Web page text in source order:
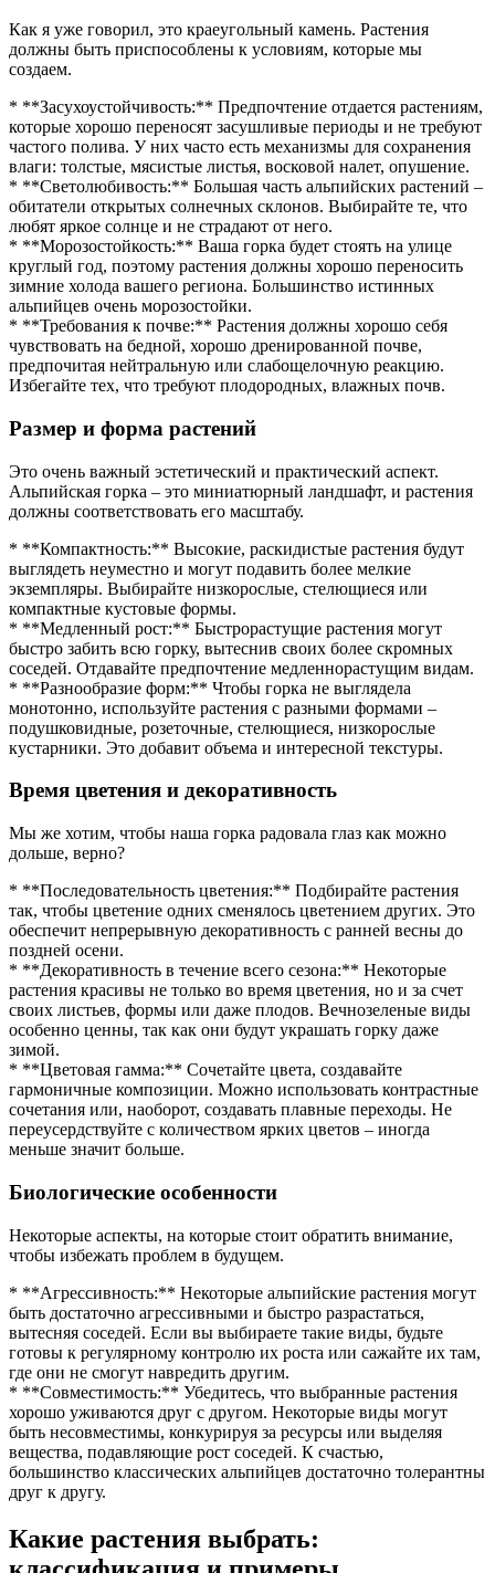
Как я уже говорил, это краеугольный камень. Растения
должны быть приспособлены к условиям, которые мы
создаем.
* **Засухоустойчивость:** Предпочтение отдается растениям,
которые хорошо переносят засушливые периоды и не требуют
частого полива. У них часто есть механизмы для сохранения
влаги: толстые, мясистые листья, восковой налет, опушение.
* **Светолюбивость:** Большая часть альпийских растений –
обитатели открытых солнечных склонов. Выбирайте те, что
любят яркое солнце и не страдают от него.
* **Морозостойкость:** Ваша горка будет стоять на улице
круглый год, поэтому растения должны хорошо переносить
зимние холода вашего региона. Большинство истинных
альпийцев очень морозостойки.
* **Требования к почве:** Растения должны хорошо себя
чувствовать на бедной, хорошо дренированной почве,
предпочитая нейтральную или слабощелочную реакцию.
Избегайте тех, что требуют плодородных, влажных почв.
Размер и форма растений
Это очень важный эстетический и практический аспект.
Альпийская горка – это миниатюрный ландшафт, и растения
должны соответствовать его масштабу.
* **Компактность:** Высокие, раскидистые растения будут
выглядеть неуместно и могут подавить более мелкие
экземпляры. Выбирайте низкорослые, стелющиеся или
компактные кустовые формы.
* **Медленный рост:** Быстрорастущие растения могут
быстро забить всю горку, вытеснив своих более скромных
соседей. Отдавайте предпочтение медленнорастущим видам.
* **Разнообразие форм:** Чтобы горка не выглядела
монотонно, используйте растения с разными формами –
подушковидные, розеточные, стелющиеся, низкорослые
кустарники. Это добавит объема и интересной текстуры.
Время цветения и декоративность
Мы же хотим, чтобы наша горка радовала глаз как можно
дольше, верно?
* **Последовательность цветения:** Подбирайте растения
так, чтобы цветение одних сменялось цветением других. Это
обеспечит непрерывную декоративность с ранней весны до
поздней осени.
* **Декоративность в течение всего сезона:** Некоторые
растения красивы не только во время цветения, но и за счет
своих листьев, формы или даже плодов. Вечнозеленые виды
особенно ценны, так как они будут украшать горку даже
зимой.
* **Цветовая гамма:** Сочетайте цвета, создавайте
гармоничные композиции. Можно использовать контрастные
сочетания или, наоборот, создавать плавные переходы. Не
переусердствуйте с количеством ярких цветов – иногда
меньше значит больше.
Биологические особенности
Некоторые аспекты, на которые стоит обратить внимание,
чтобы избежать проблем в будущем.
* **Агрессивность:** Некоторые альпийские растения могут
быть достаточно агрессивными и быстро разрастаться,
вытесняя соседей. Если вы выбираете такие виды, будьте
готовы к регулярному контролю их роста или сажайте их там,
где они не смогут навредить другим.
* **Совместимость:** Убедитесь, что выбранные растения
хорошо уживаются друг с другом. Некоторые виды могут
быть несовместимы, конкурируя за ресурсы или выделяя
вещества, подавляющие рост соседей. К счастью,
большинство классических альпийцев достаточно толерантны
друг к другу.
Какие растения выбрать: